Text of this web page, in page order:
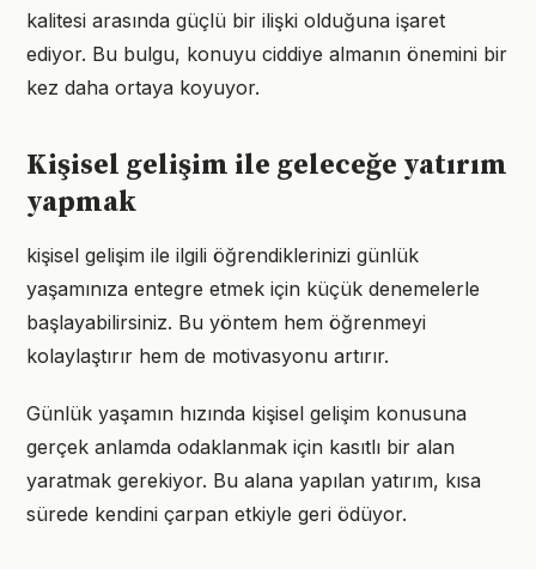
kalitesi arasında güçlü bir ilişki olduğuna işaret
ediyor. Bu bulgu, konuyu ciddiye almanın önemini bir
kez daha ortaya koyuyor.
Kişisel gelişim ile geleceğe yatırım
yapmak
kişisel gelişim ile ilgili öğrendiklerinizi günlük
yaşamınıza entegre etmek için küçük denemelerle
başlayabilirsiniz. Bu yöntem hem öğrenmeyi
kolaylaştırır hem de motivasyonu artırır.
Günlük yaşamın hızında kişisel gelişim konusuna
gerçek anlamda odaklanmak için kasıtlı bir alan
yaratmak gerekiyor. Bu alana yapılan yatırım, kısa
sürede kendini çarpan etkiyle geri ödüyor.